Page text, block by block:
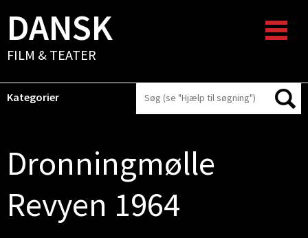
DANSK
FILM & TEATER
Kategorier
Dronningmølle
Revyen 1964